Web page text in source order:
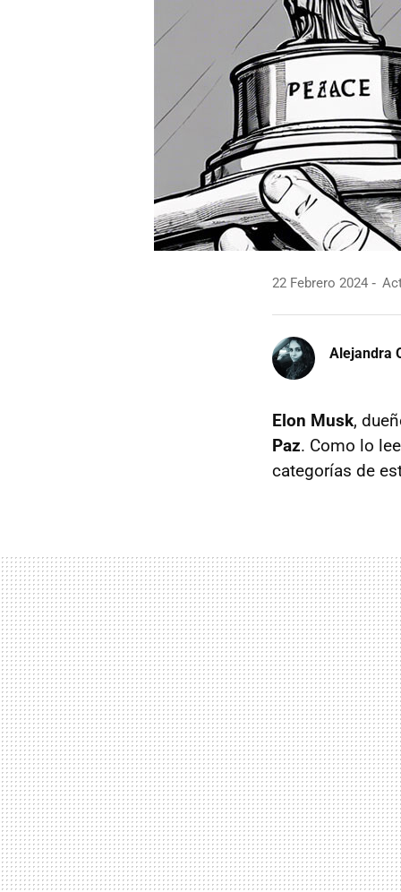
22 Febrero 2024
Alejandra
Elon Musk,
Paz. Como lo
categorías de